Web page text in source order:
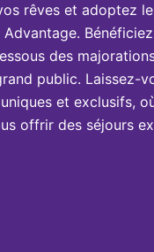
rêves et adoptez
des
public. Laissez-
et exclusifs,
offrir des séjours